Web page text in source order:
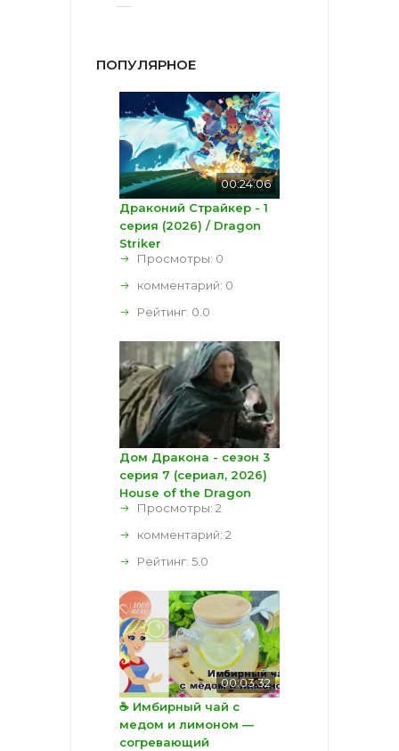
ПОПУЛЯРНОЕ
00:24:06
Драконий Страйкер - 1
серия (2026) / Dragon
Striker
Просмотры: 0
комментарий: 0
Рейтинг: 0.0
Дом Дракона - сезон 3
серия 7 (сериал, 2026)
House of the Dragon
Просмотры: 2
комментарий: 2
Рейтинг: 5.0
00:03:32
☕ Имбирный чай с
медом и лимоном —
согревающий